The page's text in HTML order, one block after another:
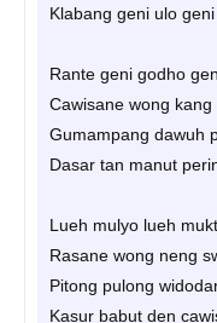
Klabang geni ulo geni
Rante geni godho
Cawisane wong
Gumampang dawuh
Dasar tan manut
Lueh mulyo lueh
Rasane wong neng
Pitong pulong
Kasur babut den